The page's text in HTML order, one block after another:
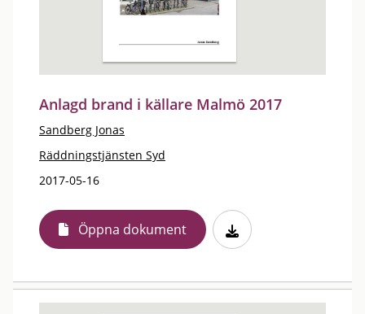
Anlagd brand i källare Malmö 2017
Sandberg Jonas
Räddningstjänsten Syd
2017-05-16
Öppna dokument